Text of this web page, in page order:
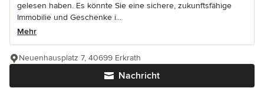
gelesen haben. Es könnte Sie eine sichere, zukunftsfähige
Immobilie und Geschenke i...
Mehr
Nachricht
Neuenhausplatz 7, 40699 Erkrath